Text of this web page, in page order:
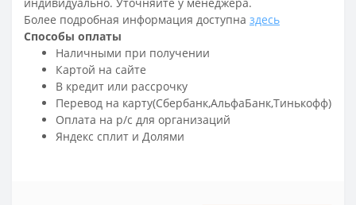
индивидуально. Уточняйте у менеджера.
Более подробная информация доступна здесь
Способы оплаты
Наличными при получении
Картой на сайте
В кредит или рассрочку
Перевод на карту(Сбербанк,АльфаБанк,Тинькофф)
Оплата на р/c для организаций
Яндекс сплит и Долями